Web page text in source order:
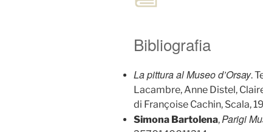
Bibliografia
La pittura al Museo d’Orsay.
Lacambre, Anne Distel,
di Françoise Cachin, Scala,
Simona Bartolena,Parigi